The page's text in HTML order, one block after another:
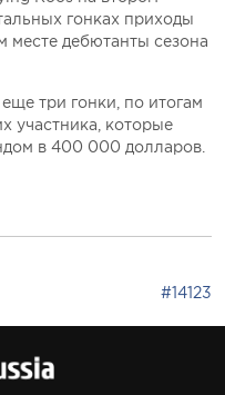
гонках приходы
месте дебютанты сезона
три гонки, по итогам
участника, которые
в 400 000 долларов.
#14123